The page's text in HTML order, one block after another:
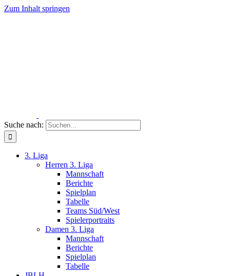
Zum Inhalt springen
Suche nach:
3. Liga
Herren 3. Liga
Mannschaft
Berichte
Spielplan
Tabelle
Teams Süd/West
Spielerportraits
Damen 3. Liga
Mannschaft
Berichte
Spielplan
Tabelle